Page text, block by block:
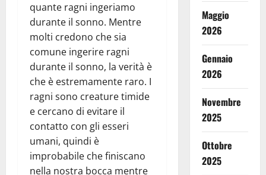
quante ragni ingeriamo
durante il sonno. Mentre
molti credono che sia
comune ingerire ragni
durante il sonno, la verità è
che è estremamente raro. I
ragni sono creature timide
e cercano di evitare il
contatto con gli esseri
umani, quindi è
improbabile che finiscano
nella nostra bocca mentre
Maggio
2026
Gennaio
2026
Novembre
2025
Ottobre
2025